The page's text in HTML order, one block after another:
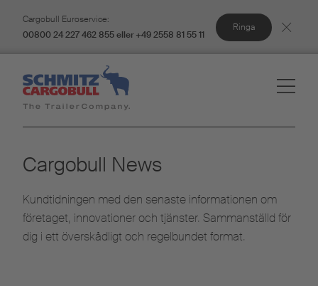
Cargobull Euroservice:
00800 24 227 462 855 eller +49 2558 81 55 11
Ringa
Cargobull News
Kundtidningen med den senaste informationen om
företaget, innovationer och tjänster. Sammanställd för
dig i ett överskådligt och regelbundet format.